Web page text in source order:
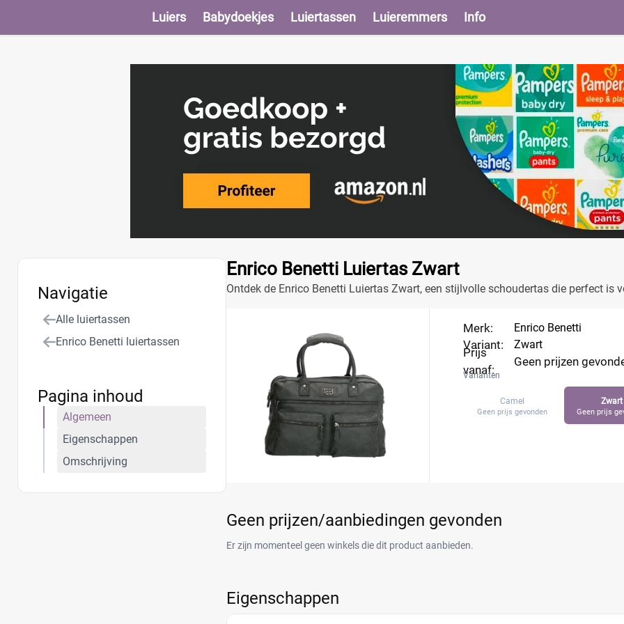
Luiers Babydoekjes Luiertassen Luieremmers Info
Enrico Benetti Luiertas Zwart
Ontdek de Enrico Benetti Luiertas Zwart, een stijlvolle schoudertas die perfect is
Merk:
Variant:
Prijs
vanaf:
Enrico Benetti
Zwart
Geen prijzen
Varianten
Camel
Geen prijs gevonden
Zwart
Geen prijs
Geen prijzen/aanbiedingen gevonden
Er zijn momenteel geen winkels die dit product aanbieden.
Eigenschappen
Navigatie
Alle luiertassen
Enrico Benetti luiertassen
Pagina inhoud
Algemeen
Eigenschappen
Omschrijving